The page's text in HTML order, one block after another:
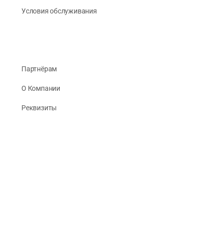
Условия обслуживания
Партнёрам
О Компании
Реквизиты